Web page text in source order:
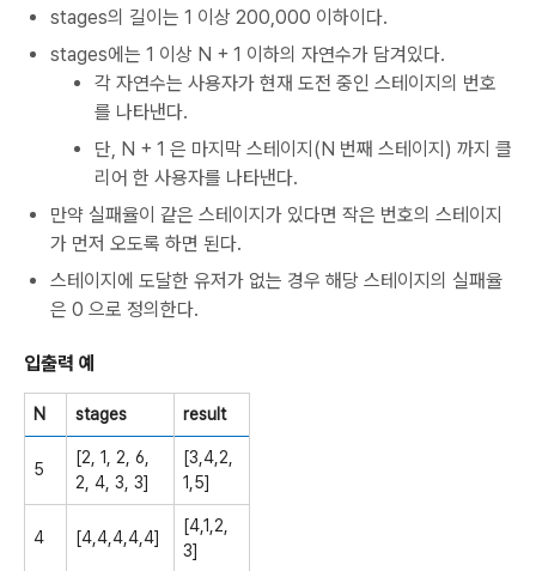
stages의 길이는 1 이상 200,000 이하이다.
stages에는 1 이상 N + 1 이하의 자연수가 담겨있다.
각 자연수는 사용자가 현재 도전 중인 스테이지의 번호
를 나타낸다.
단, N + 1 은 마지막 스테이지(N 번째 스테이지) 까지 클
리어 한 사용자를 나타낸다.
만약 실패율이 같은 스테이지가 있다면 작은 번호의 스테이지
가 먼저 오도록 하면 된다.
스테이지에 도달한 유저가 없는 경우 해당 스테이지의 실패율
은 0 으로 정의한다.
입출력 예
N stages result
5
[2, 1, 2, 6,
2, 4, 3, 3]
[3,4,2,
1,5]
4 [4,4,4,4,4]
[4,1,2,
3]